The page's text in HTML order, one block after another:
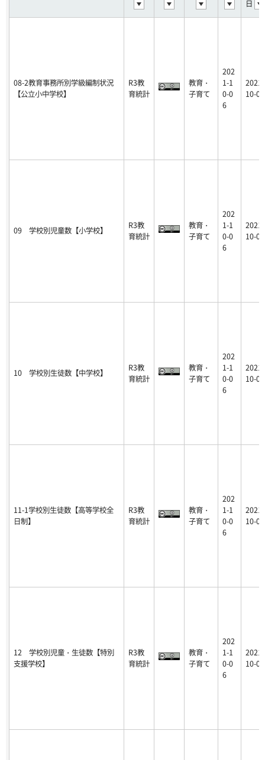
日
08-2教育事務所別学級編制状況
【公立小中学校】
R3教
育統計
教育・
子育て
202
1-1
0-0
6
2021-
10-06
09 学校別児童数【小学校】
R3教
育統計
教育・
子育て
202
1-1
0-0
6
2021-
10-06
10 学校別生徒数【中学校】
R3教
育統計
教育・
子育て
202
1-1
0-0
6
2021-
10-06
11-1学校別生徒数【高等学校全
日制】
R3教
育統計
教育・
子育て
202
1-1
0-0
6
2021-
10-06
12 学校別児童・生徒数【特別
支援学校】
R3教
育統計
教育・
子育て
202
1-1
0-0
6
2021-
10-06